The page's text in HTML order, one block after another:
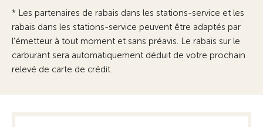
* Les partenaires de rabais dans les stations-service et les
rabais dans les stations-service peuvent être adaptés par
l'émetteur à tout moment et sans préavis. Le rabais sur le
carburant sera automatiquement déduit de votre prochain
relevé de carte de crédit.